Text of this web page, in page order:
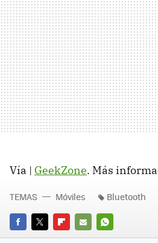
Vía | GeekZone. Más
FACEBOOK
TWITTERFLIPBOARD
E- WHATSAPP
TEMAS Móviles Bluetooth